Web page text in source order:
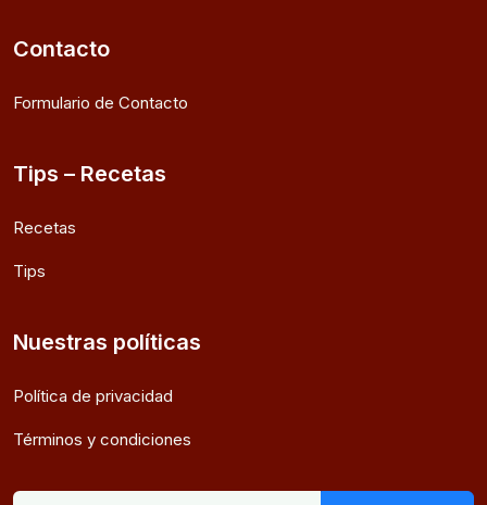
Contacto
Formulario de Contacto
Tips – Recetas
Recetas
Tips
Nuestras políticas
Política de privacidad
Términos y condiciones